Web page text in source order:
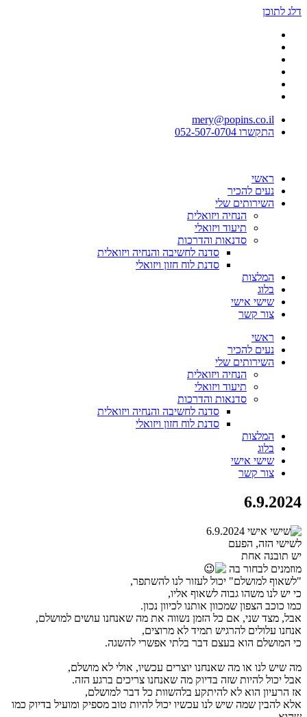
דלג לתוכן
mery@popins.co.il
התקשרו 052-507-0704
ראשי
נעים להכיר
השירותים שלי
הנחיה ויזואלית
תיעוד ויזואלי
סדנאות והדרכות
סדנה לחשיבה והנחיה ויזואלית
סדנת לוח חזון ויזואלי
המלצות
בלוג
שישי אישי
צור קשר
ראשי
נעים להכיר
השירותים שלי
הנחיה ויזואלית
תיעוד ויזואלי
סדנאות והדרכות
סדנה לחשיבה והנחיה ויזואלית
סדנת לוח חזון ויזואלי
המלצות
בלוג
שישי אישי
צור קשר
6.9.2024
לשישי הזה, הפעם
יש תובנה אחת
מוזמנים לבחור בה
"לשאוף למושלם" יכול לעזור לנו להשתפר,
כי יש לנו משהו גבוה לשאוף אליו,
כמו כוכב הצפון שמכוון אותנו לכיוון נכון.
אבל, מצד שני, אם כל הזמן נשווה את מה שאנחנו עושים למושלם,
אנחנו עלולים להרגיש תמיד לא מרוצים,
כי המושלם הוא בעצם דבר בלתי אפשרי להשגה.
מה שיש לנו או מה שאנחנו יוצרים עכשיו, אולי לא מושלם,
אבל יכול להיות שזה בדיוק מה שאנחנו צריכים ברגע הזה.
אז הרעיון הוא לא להיתקע בלהשוות כל דבר למושלם,
אלא להבין שמה שיש לנו עכשיו יכול להיות טוב מספיק ומועיל בדיוק כמו